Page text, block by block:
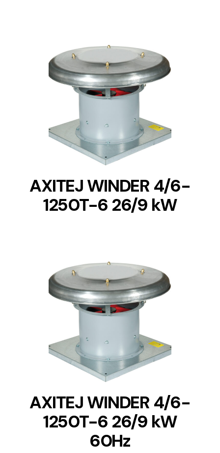
AXITEJ WINDER 4/6-
1250T-6 26/9 kW
AXITEJ WINDER 4/6-
1250T-6 26/9 kW
60Hz